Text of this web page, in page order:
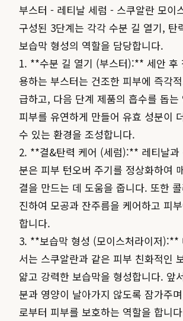
부스터 - 레티날 세럼 - 스쿠알란 모이
구성된 3단계는 각각 수분 길 열기, 탄
보습막 형성의 역할을 담당합니다.
1. **수분 길 열기 (부스터):** 세안 후
용하는 부스터는 건조한 피부에 즉각
급하고, 다음 단계 제품의 흡수를 돕는
피부를 유연하게 만들어 유효 성분이
수 있는 환경을 조성합니다.
2. **결&탄력 케어 (세럼):** 레티날과
분은 피부 턴오버 주기를 정상화하여
결을 만드는 데 도움을 줍니다. 또한
진하여 모공과 잔주름을 케어하고 피
합니다.
3. **보습막 형성 (모이스처라이저):**
서는 스쿠알란과 같은 피부 친화적인
얇고 강력한 보습막을 형성합니다. 앞
분과 영양이 날아가지 않도록 잠가주
로부터 피부를 보호하는 역할을 합니